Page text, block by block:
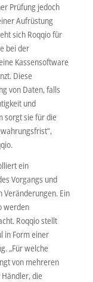
Prüfung jedoch
Aufrüstung
sich Roqqio für
bei der
Kassensoftware
Diese
von Daten, falls
und
sorgt sie für die
ein
Vorgangs und
Veränderungen. Ein
werden
Roqqio stellt
in Form einer
„Für welche
von mehreren
die